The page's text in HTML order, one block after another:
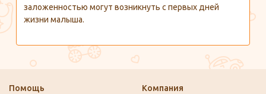
заложенностью могут возникнуть с первых дней
жизни малыша.
Помощь Компания